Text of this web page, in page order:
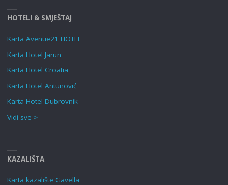
HOTELI & SMJEŠTAJ
Karta Avenue21 HOTEL
Karta Hotel Jarun
Karta Hotel Croatia
Karta Hotel Antunović
Karta Hotel Dubrovnik
Vidi sve >
KAZALIŠTA
Karta kazalište Gavella